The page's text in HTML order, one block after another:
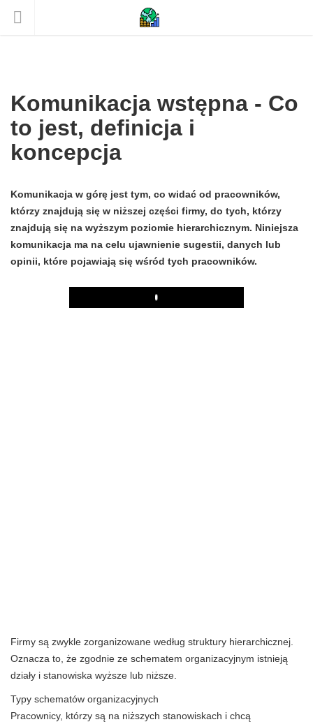
Komunikacja wstępna - Co
to jest, definicja i
koncepcja
Komunikacja w górę jest tym, co widać od pracowników,
którzy znajdują się w niższej części firmy, do tych, którzy
znajdują się na wyższym poziomie hierarchicznym. Niniejsza
komunikacja ma na celu ujawnienie sugestii, danych lub
opinii, które pojawiają się wśród tych pracowników.
Play
Firmy są zwykle zorganizowane według struktury hierarchicznej.
Oznacza to, że zgodnie ze schematem organizacyjnym istnieją
działy i stanowiska wyższe lub niższe.
Typy schematów organizacyjnych
Pracownicy, którzy są na niższych stanowiskach i chcą